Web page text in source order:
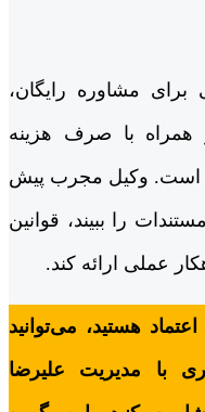
برای مشاوره رایگان،
همراه با صرف هزینه
است. وکیل مجرب پیش
را ببیند، قوانین
عملی ارائه کند.
هستید، می‌توانید
با مدیریت علیرضا